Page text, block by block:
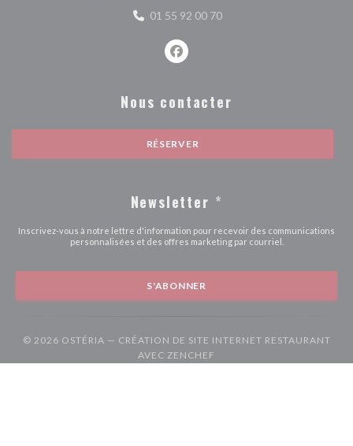
01 55 92 00 70
Facebook ((ouvre une nouvelle
Nous contacter
RÉSERVER
Newsletter *
Inscrivez-vous à notre lettre d'information pour recevoir des communications
personnalisées et des offres marketing par courriel.
S'ABONNER
© 2026 OSTÉRIA — CRÉATION DE SITE INTERNET RESTAURANT
AVEC ZENCHEF